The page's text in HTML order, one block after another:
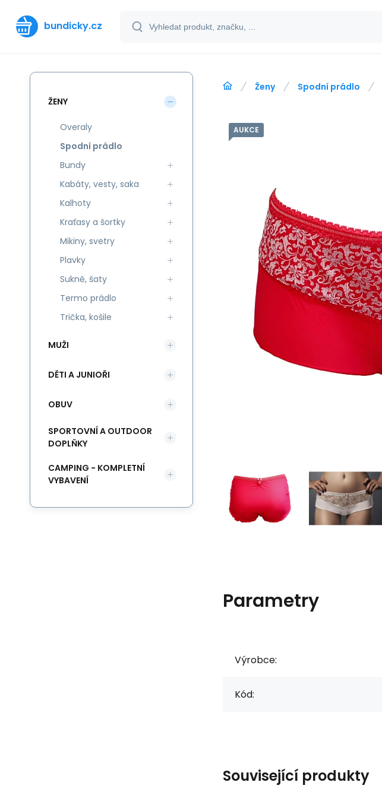
bundicky.cz
Ženy Spodní prádlo
AUKCE
Parametry
Výrobce:
Kód:
Související produkty
ŽENY
Overaly
Spodní prádlo
Bundy
Kabáty, vesty, saka
Kalhoty
Kraťasy a šortky
Mikiny, svetry
Plavky
Sukně, šaty
Termo prádlo
Trička, košile
MUŽI
DĚTI A JUNIOŘI
OBUV
SPORTOVNÍ A OUTDOOR
DOPLŇKY
CAMPING - KOMPLETNÍ
VYBAVENÍ